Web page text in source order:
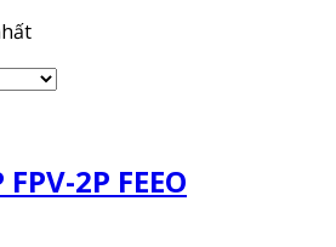
2P FEEO